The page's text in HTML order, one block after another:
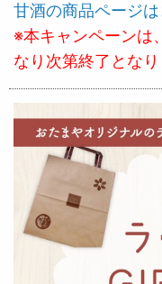
甘酒の商品ページ
※本キャンペーンは
なり次第終了となり